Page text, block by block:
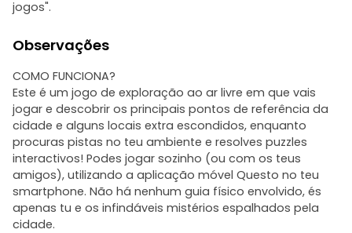
jogos".
Observações
COMO FUNCIONA?
Este é um jogo de exploração ao ar livre em que vais
jogar e descobrir os principais pontos de referência da
cidade e alguns locais extra escondidos, enquanto
procuras pistas no teu ambiente e resolves puzzles
interactivos! Podes jogar sozinho (ou com os teus
amigos), utilizando a aplicação móvel Questo no teu
smartphone. Não há nenhum guia físico envolvido, és
apenas tu e os infindáveis mistérios espalhados pela
cidade.